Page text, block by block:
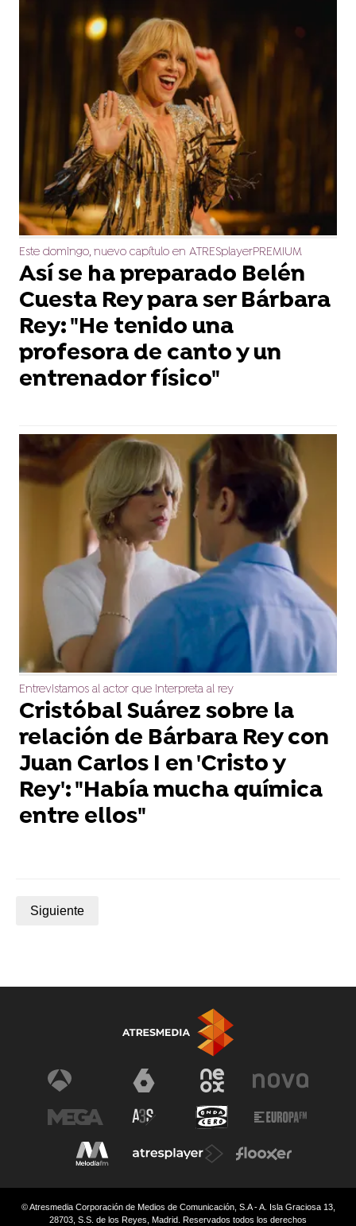
Este domingo, nuevo capítulo en ATRESplayerPREMIUM
Así se ha preparado Belén
Cuesta Rey para ser Bárbara
Rey: "He tenido una
profesora de canto y un
entrenador físico"
Entrevistamos al actor que interpreta al rey
Cristóbal Suárez sobre la
relación de Bárbara Rey con
Juan Carlos I en 'Cristo y
Rey': "Había mucha química
entre ellos"
Siguiente
© Atresmedia Corporación de Medios de Comunicación, S.A - A. Isla Graciosa 13,
28703, S.S. de los Reyes, Madrid. Reservados todos los derechos